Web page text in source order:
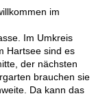
im
Im Umkreis
Hartsee sind es
der nächsten
brauchen sie
Da kann das